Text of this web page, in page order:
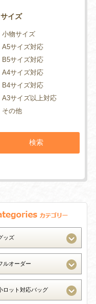
サイズ
小物サイズ
A5サイズ対応
B5サイズ対応
A4サイズ対応
B4サイズ対応
A3サイズ以上対応
その他